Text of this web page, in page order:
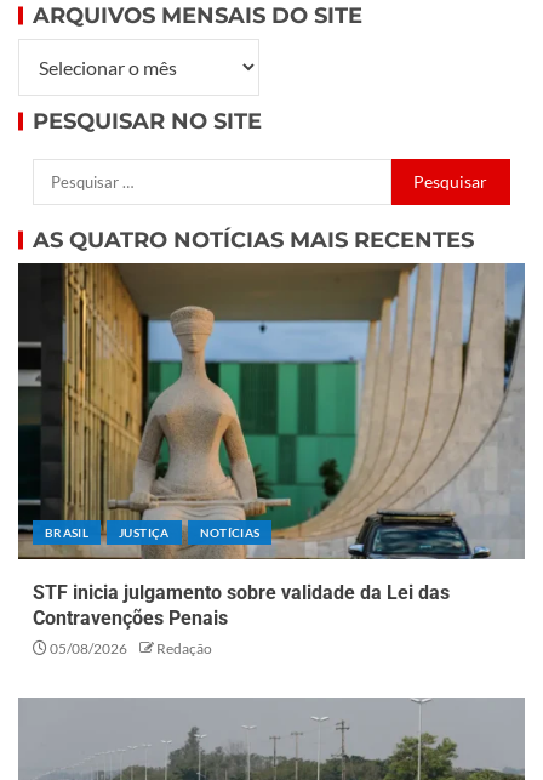
ARQUIVOS MENSAIS DO SITE
PESQUISAR NO SITE
AS QUATRO NOTÍCIAS MAIS RECENTES
BRASIL JUSTIÇA NOTÍCIAS
STF inicia julgamento sobre validade da Lei das
Contravenções Penais
05/08/2026 Redação